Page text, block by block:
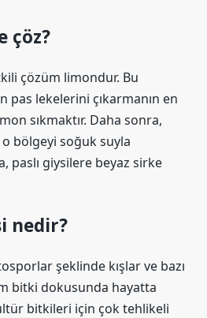
çöz?
çözüm limondur. Bu
pas lekelerini çıkarmanın en
sıkmaktır. Daha sonra,
bölgeyi soğuk suyla
paslı giysilere beyaz sirke
nedir?
şeklinde kışlar ve bazı
bitki dokusunda hayatta
bitkileri için çok tehlikeli